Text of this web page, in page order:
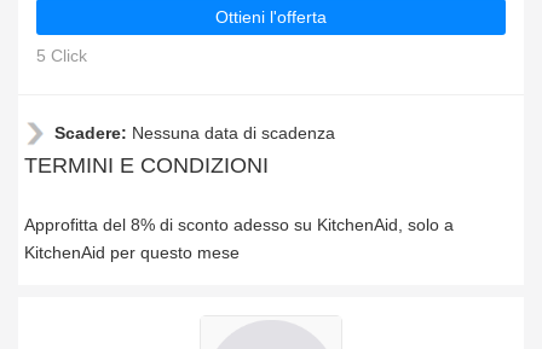
Ottieni l'offerta
5 Click
Scadere: Nessuna data di scadenza
TERMINI E CONDIZIONI
Approfitta del 8% di sconto adesso su KitchenAid, solo a
KitchenAid per questo mese